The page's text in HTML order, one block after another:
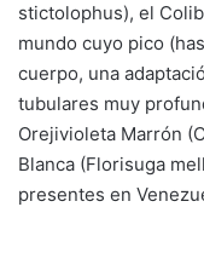
stictolophus), el
mundo cuyo pico
cuerpo, una
tubulares muy
Orejivioleta Marrón
Blanca (Florisuga
presentes en